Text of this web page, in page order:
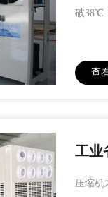
破38℃
查
工业
压缩机